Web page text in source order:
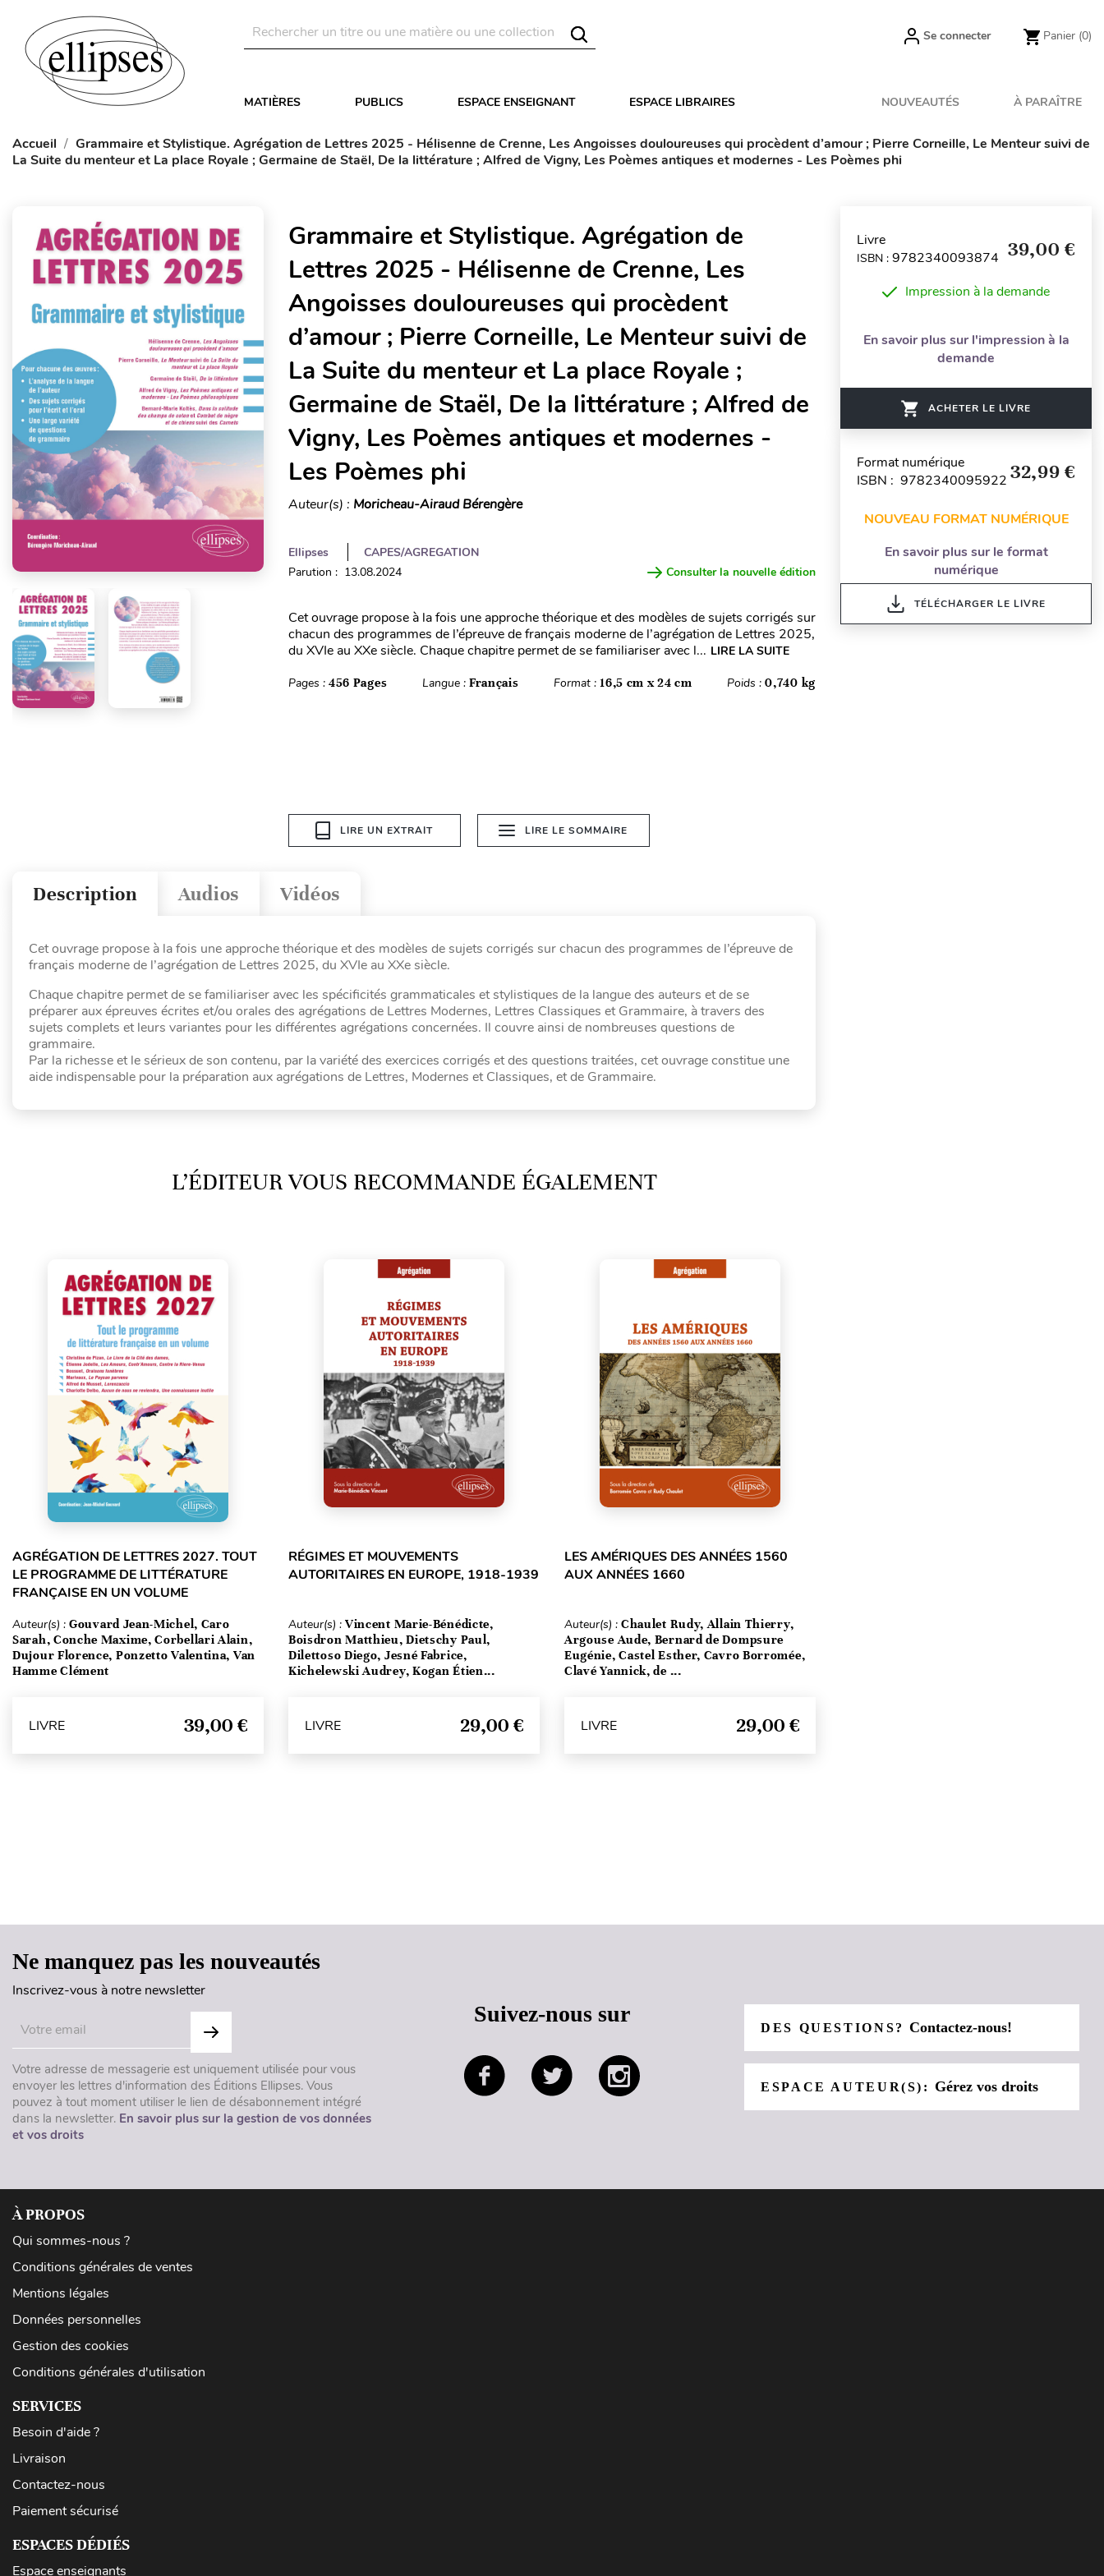
Se connecter Panier (0)
MATIÈRES PUBLICS ESPACE ENSEIGNANT ESPACE LIBRAIRES NOUVEAUTÉS À PARAÎTRE
Accueil
Grammaire et Stylistique. Agrégation de Lettres 2025 - Hélisenne de Crenne, Les Angoisses douloureuses qui procèdent d’amour ; Pierre Corneille, Le Menteur suivi de
La Suite du menteur et La place Royale ; Germaine de Staël, De la littérature ; Alfred de Vigny, Les Poèmes antiques et modernes - Les Poèmes phi
Grammaire et Stylistique. Agrégation de
Lettres 2025 - Hélisenne de Crenne, Les
Angoisses douloureuses qui procèdent
d’amour ; Pierre Corneille, Le Menteur suivi de
La Suite du menteur et La place Royale ;
Germaine de Staël, De la littérature ; Alfred de
Vigny, Les Poèmes antiques et modernes -
Les Poèmes phi
Auteur(s) : Moricheau-Airaud Bérengère
Ellipses
CAPES/AGREGATION
Parution : 13.08.2024
Consulter la nouvelle édition
Cet ouvrage propose à la fois une approche théorique et des modèles de sujets corrigés sur
chacun des programmes de l’épreuve de français moderne de l’agrégation de Lettres 2025,
du XVIe au XXe siècle. Chaque chapitre permet de se familiariser avec l... LIRE LA SUITE
Pages : 456 Pages Langue : Français Format :16,5 cm x 24 cm Poids :0,740 kg
LIRE UN EXTRAIT LIRE LE SOMMAIRE
Vidéos
Audios
Description
Cet ouvrage propose à la fois une approche théorique et des modèles de sujets corrigés sur chacun des programmes de l’épreuve de
français moderne de l’agrégation de Lettres 2025, du XVIe au XXe siècle.
Chaque chapitre permet de se familiariser avec les spécificités grammaticales et stylistiques de la langue des auteurs et de se
préparer aux épreuves écrites et/ou orales des agrégations de Lettres Modernes, Lettres Classiques et Grammaire, à travers des
sujets complets et leurs variantes pour les différentes agrégations concernées. Il couvre ainsi de nombreuses questions de
grammaire.
Par la richesse et le sérieux de son contenu, par la variété des exercices corrigés et des questions traitées, cet ouvrage constitue une
aide indispensable pour la préparation aux agrégations de Lettres, Modernes et Classiques, et de Grammaire.
L’ÉDITEUR VOUS RECOMMANDE ÉGALEMENT
AGRÉGATION DE LETTRES 2027. TOUT
LE PROGRAMME DE LITTÉRATURE
FRANÇAISE EN UN VOLUME
Auteur(s) : Gouvard Jean-Michel, Caro
Sarah, Conche Maxime, Corbellari Alain,
Dujour Florence, Ponzetto Valentina, Van
Hamme Clément
LIVRE 39,00 €
RÉGIMES ET MOUVEMENTS
AUTORITAIRES EN EUROPE, 1918-1939
Auteur(s) : Vincent Marie-Bénédicte,
Boisdron Matthieu, Dietschy Paul,
Dilettoso Diego, Jesné Fabrice,
Kichelewski Audrey, Kogan Étien...
LIVRE 29,00 €
LES AMÉRIQUES DES ANNÉES 1560
AUX ANNÉES 1660
Auteur(s) : Chaulet Rudy, Allain Thierry,
Argouse Aude, Bernard de Dompsure
Eugénie, Castel Esther, Cavro Borromée,
Clavé Yannick, de ...
LIVRE 29,00 €
Livre
ISBN : 9782340093874 39,00 €
Impression à la demande
En savoir plus sur l'impression à la
demande
ACHETER LE LIVRE
Format numérique
ISBN : 9782340095922 32,99 €
NOUVEAU FORMAT NUMÉRIQUE
En savoir plus sur le format
numérique
TÉLÉCHARGER LE LIVRE
Ne manquez pas les nouveautés
Inscrivez-vous à notre newsletter
Votre adresse de messagerie est uniquement utilisée pour vous
envoyer les lettres d'information des Éditions Ellipses. Vous
pouvez à tout moment utiliser le lien de désabonnement intégré
dans la newsletter. En savoir plus sur la gestion de vos données
et vos droits
Suivez-nous sur
DES QUESTIONS?Contactez-nous!
ESPACE AUTEUR(S): Gérez vos droits
À PROPOS
Qui sommes-nous ?
Conditions générales de ventes
Mentions légales
Données personnelles
Gestion des cookies
Conditions générales d'utilisation
SERVICES
Besoin d'aide ?
Livraison
Contactez-nous
Paiement sécurisé
ESPACES DÉDIÉS
Espace enseignants